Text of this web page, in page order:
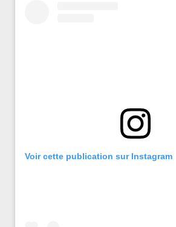
Voir cette publication sur Instagram